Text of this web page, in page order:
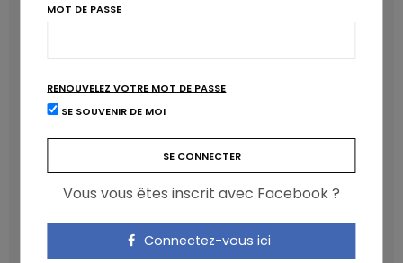
NICOLAS GUGGENBÜHL
MOT DE PASSE
RENOUVELEZ VOTRE MOT DE PASSE
SE SOUVENIR DE MOI
Vous vous êtes inscrit avec Facebook ?
Connectez-vous ici